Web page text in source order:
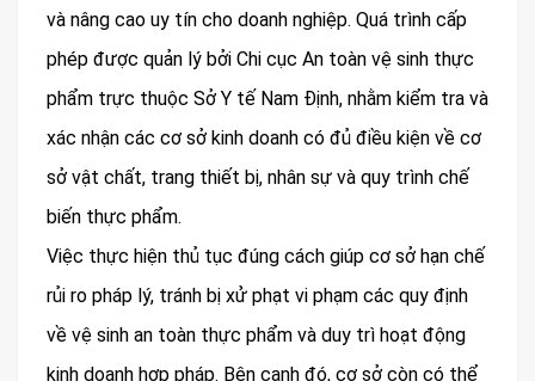
và nâng cao uy tín cho doanh nghiệp. Quá trình cấp
phép được quản lý bởi Chi cục An toàn vệ sinh thực
phẩm trực thuộc Sở Y tế Nam Định, nhằm kiểm tra và
xác nhận các cơ sở kinh doanh có đủ điều kiện về cơ
sở vật chất, trang thiết bị, nhân sự và quy trình chế
biến thực phẩm.
Việc thực hiện thủ tục đúng cách giúp cơ sở hạn chế
rủi ro pháp lý, tránh bị xử phạt vi phạm các quy định
về vệ sinh an toàn thực phẩm và duy trì hoạt động
kinh doanh hợp pháp. Bên cạnh đó, cơ sở còn có thể